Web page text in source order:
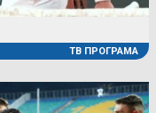
ТВ ПРОГРАМА